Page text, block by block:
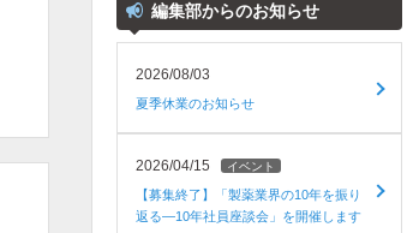
編集部からのお知らせ
2026/08/03
夏季休業のお知らせ
2026/04/15 イベント
【募集終了】「製薬業界の10年を振り
返る―10年社員座談会」を開催します